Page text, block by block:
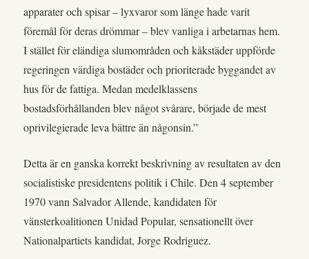
apparater och spisar – lyxvaror som länge hade varit
föremål för deras drömmar – blev vanliga i arbetarnas hem.
I stället för eländiga slumområden och kåkstäder uppförde
regeringen värdiga bostäder och prioriterade byggandet av
hus för de fattiga. Medan medelklassens
bostadsförhållanden blev något svårare, började de mest
oprivilegierade leva bättre än någonsin.”
Detta är en ganska korrekt beskrivning av resultaten av den
socialistiske presidentens politik i Chile. Den 4 september
1970 vann Salvador Allende, kandidaten för
vänsterkoalitionen Unidad Popular, sensationellt över
Nationalpartiets kandidat, Jorge Rodriguez.